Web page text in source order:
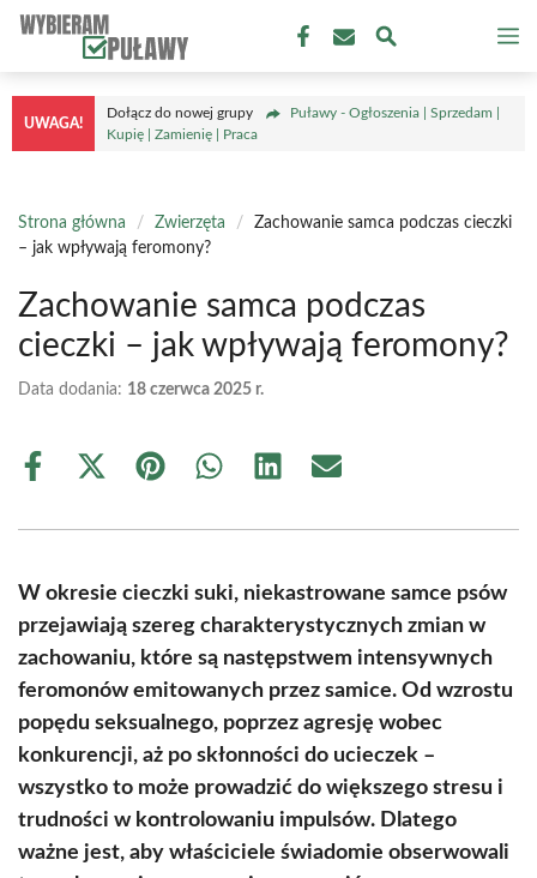
Przejdź
treści
UWAGA!
Dołącz do nowej grupy
Puławy - Ogłoszenia | Sprzedam |
Kupię | Zamienię | Praca
Strona główna / Zwierzęta /
Zachowanie samca podczas cieczki
– jak wpływają feromony?
Zachowanie samca podczas
cieczki – jak wpływają feromony?
Data dodania: 18 czerwca 2025 r.
Share
Share
(Twitter)
Share Share Share Share
W okresie cieczki suki, niekastrowane samce psów
przejawiają szereg charakterystycznych zmian w
zachowaniu, które są następstwem intensywnych
feromonów emitowanych przez samice. Od wzrostu
popędu seksualnego, poprzez agresję wobec
konkurencji, aż po skłonności do ucieczek –
wszystko to może prowadzić do większego stresu i
trudności w kontrolowaniu impulsów. Dlatego
ważne jest, aby właściciele świadomie obserwowali